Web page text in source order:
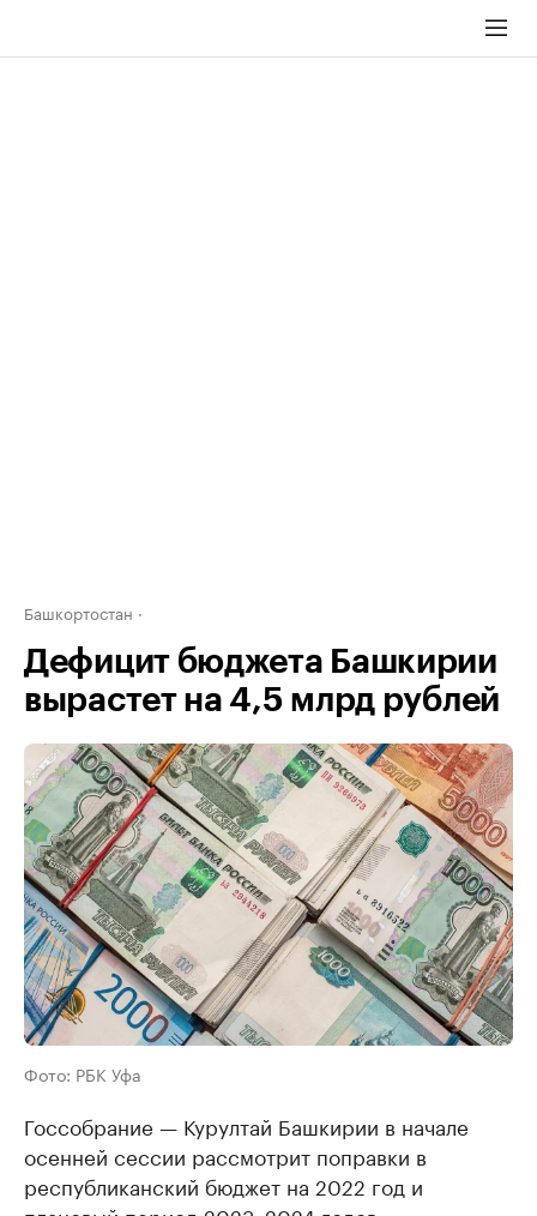
Башкортостан
Дефицит бюджета Башкирии
вырастет на 4,5 млрд рублей
Фото: РБК Уфа
Госсобрание — Курултай Башкирии в начале
осенней сессии рассмотрит поправки в
республиканский бюджет на 2022 год и